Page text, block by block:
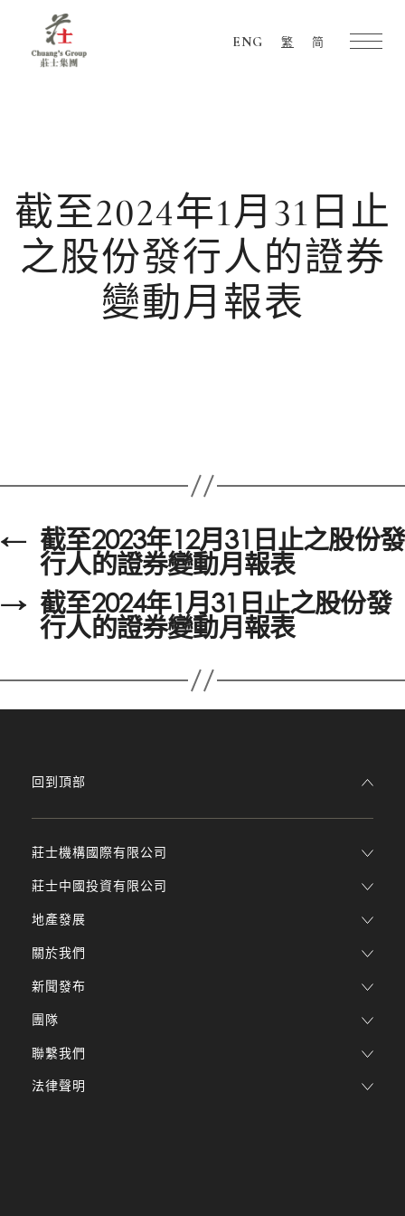
ENG 繁 简
截至2024年1月31日止
之股份發行人的證券
變動月報表
← 截至2023年12月31日止之股份發
行人的證券變動月報表
→ 截至2024年1月31日止之股份發
行人的證券變動月報表
莊士機構國際有限公司
莊士中國投資有限公司
地產發展
關於我們
新聞發布
團隊
回到頂部
聯繫我們
法律聲明